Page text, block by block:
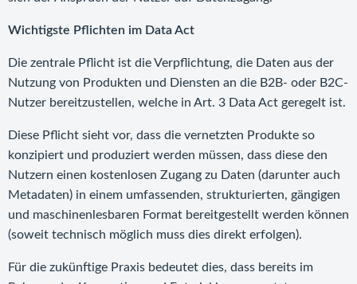
Wichtigste Pflichten im Data Act
Die zentrale Pflicht ist die Verpflichtung, die Daten aus der
Nutzung von Produkten und Diensten an die B2B- oder B2C-
Nutzer bereitzustellen, welche in Art. 3 Data Act geregelt ist.
Diese Pflicht sieht vor, dass die vernetzten Produkte so
konzipiert und produziert werden müssen, dass diese den
Nutzern einen kostenlosen Zugang zu Daten (darunter auch
Metadaten) in einem umfassenden, strukturierten, gängigen
und maschinenlesbaren Format bereitgestellt werden können
(soweit technisch möglich muss dies direkt erfolgen).
Für die zukünftige Praxis bedeutet dies, dass bereits im